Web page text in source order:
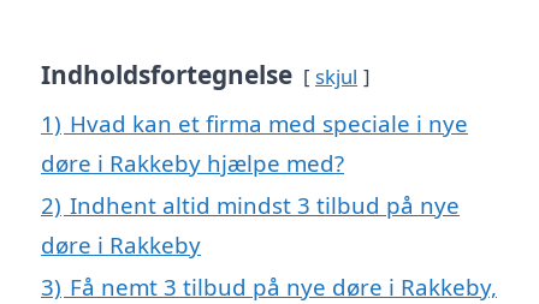
Indholdsfortegnelse skjul
1) Hvad kan et firma med speciale i nye
døre i Rakkeby hjælpe med?
2) Indhent altid mindst 3 tilbud på nye
døre i Rakkeby
3) Få nemt 3 tilbud på nye døre i Rakkeby,